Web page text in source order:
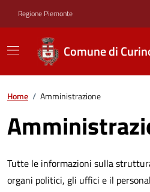
Regione Piemonte
Comune di
Home / Amministrazione
Tutte le informazioni sulla
organi politici, gli uffici e il